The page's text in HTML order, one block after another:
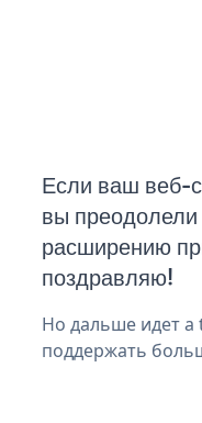
Если ваш веб-
вы
расширению
поздравляю!
Но дальше идет a
поддержать